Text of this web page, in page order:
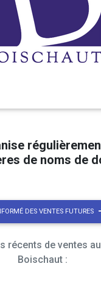
de noms de
DES VENTES FUTURES
récents de ventes
Boischaut :